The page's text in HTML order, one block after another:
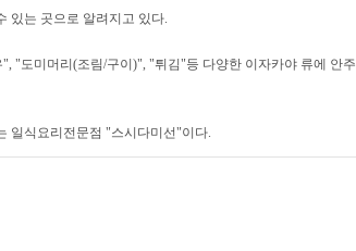
있는 곳으로 알려지고 있다.
"도미머리(조림/구이)", "튀김"등 다양한 이자카야 류에 안주
일식요리전문점 "스시다미선"이다.